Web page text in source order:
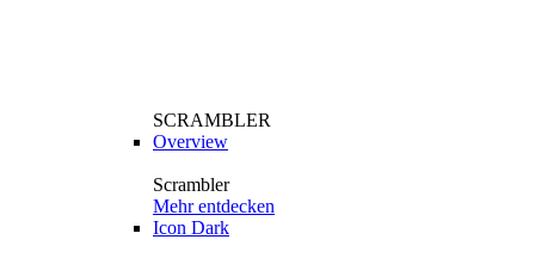
SCRAMBLER
Overview
Scrambler
Mehr entdecken
Icon Dark